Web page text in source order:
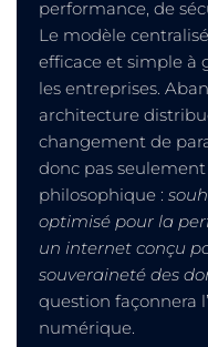
performance, de
Le modèle
efficace et simple à
les entreprises.
architecture
changement de
donc pas
philosophique :
optimisé pour la
un internet conçu
souveraineté des
question façonnera
numérique.